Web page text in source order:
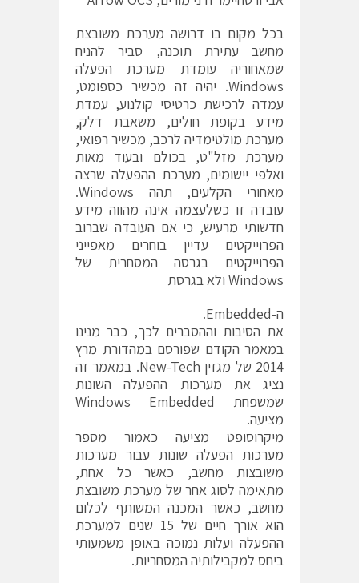
בכל מקום בו דרושה מערכת משובצת
מחשב עתירת תוכנה, סביר להניח
שמאחוריה עומדת מערכת הפעלה
Windows. יהיה זה מכשיר כספומט,
עמדה לרכישת כרטיסי קולנוע, עמדת
מידע בקופת חולים, משאבת דלק,
מערכת מולטימדיה לרכב, מכשיר רפואי,
מערכת מזל"ט, בכולם ובעוד מאות
ואלפי יישומים, מערכת ההפעלה שרצה
מאחורי הקלעים, תהה Windows.
עובדה זו כשלעצמה אינה מהווה מידע
חדשותי מרעיש, כי אם העובדה שברוב
הפרוייקטים עדיין בוחרים מאפייני
הפרוייקטים בגרסה המסחרית של
Windows ולא בגרסת
ה-Embedded.
את הסיבות וההסברים לכך, כבר מנינו
במאמר הקודם שפורסם במהדורת מרץ
2014 של מגזין New-Tech. במאמר זה
נציג את מערכות ההפעלה השונות
שמשפחת Windows Embedded
מציעה.
מיקרוסופט מציעה כאמור מספר
מערכות הפעלה שונות עבור מערכות
משובצות מחשב, כאשר כל אחת,
מתאימה לסוג אחר של מערכת משובצת
מחשב, כאשר המכנה המשותף לכלום
הוא אורך חיים של 15 שנים למערכת
ההפעלה ועלות נמוכה באופן משמעותי
ביחס למקבילותיה המסחריות.